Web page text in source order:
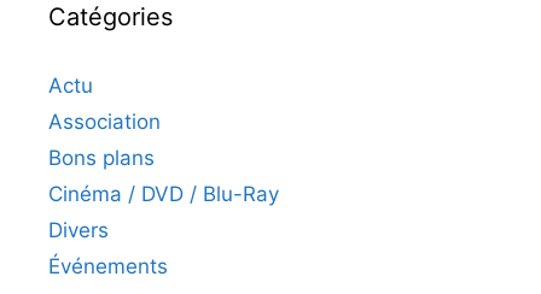
Catégories
Actu
Association
Bons plans
Cinéma / DVD / Blu-Ray
Divers
Événements